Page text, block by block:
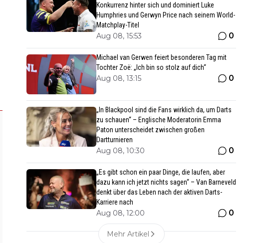
Konkurrenz hinter sich und dominiert Luke
Humphries und Gerwyn Price nach seinem World-
Matchplay-Titel
Aug 08, 15:53 0
Michael van Gerwen feiert besonderen Tag mit
Tochter Zoë: „Ich bin so stolz auf dich“
Aug 08, 13:15 0
„In Blackpool sind die Fans wirklich da, um Darts
zu schauen“ – Englische Moderatorin Emma
Paton unterscheidet zwischen großen
Dartturnieren
Aug 08, 10:30 0
„Es gibt schon ein paar Dinge, die laufen, aber
dazu kann ich jetzt nichts sagen“ – Van Barneveld
denkt über das Leben nach der aktiven Darts-
Karriere nach
Aug 08, 12:00 0
Mehr Artikel